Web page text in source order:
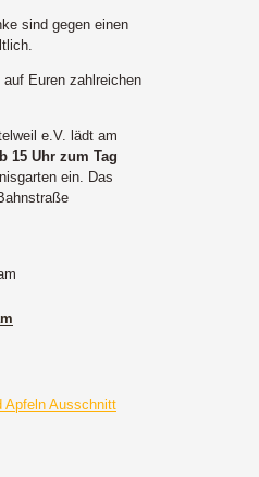
sind gegen einen
Euren zahlreichen
e.V. lädt am
15 Uhr zum Tag
ein. Das